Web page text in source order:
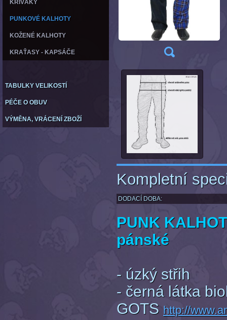
KŘIVÁKY
PUNKOVÉ KALHOTY
KOŽENÉ KALHOTY
KRAŤASY - KAPSÁČE
TABULKY VELIKOSTÍ
PÉČE O OBUV
VÝMĚNA, VRÁCENÍ ZBOŽÍ
Kompletní
DODACÍ DOBA:
PUNK
pánské
- úzký střih
- černá látka
GOTS http://